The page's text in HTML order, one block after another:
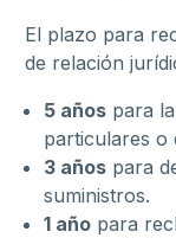
El plazo para
de relación
5 años para
particulares o
3 años para
suministros.
1 año para